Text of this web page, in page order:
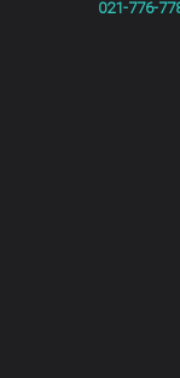
021-776-